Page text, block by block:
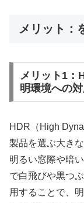
メリット：
メリット1：
明環境への
HDR（High
製品を選ぶ大き
明るい窓際や暗
で白飛びや黒つ
用することで、